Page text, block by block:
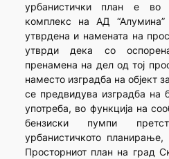
урбанистички план е во
комплекс на АД
утврдена и намената на
утврди дека со
пренамена на дел од тој
наместо изградба на објект
се предвидува изградба на
употреба, во функција на
бензиски пумпи
урбанистичкото
Просторниот план на град